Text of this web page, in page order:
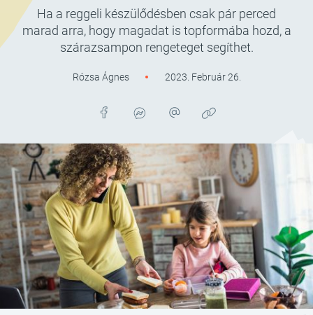
Ha a reggeli készülődésben csak pár perced
marad arra, hogy magadat is topformába hozd, a
szárazsampon rengeteget segíthet.
Rózsa Ágnes 2023. Február 26.